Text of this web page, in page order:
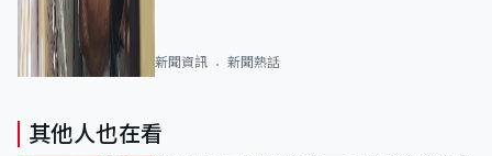
新聞資訊 新聞熱話
其他人也在看